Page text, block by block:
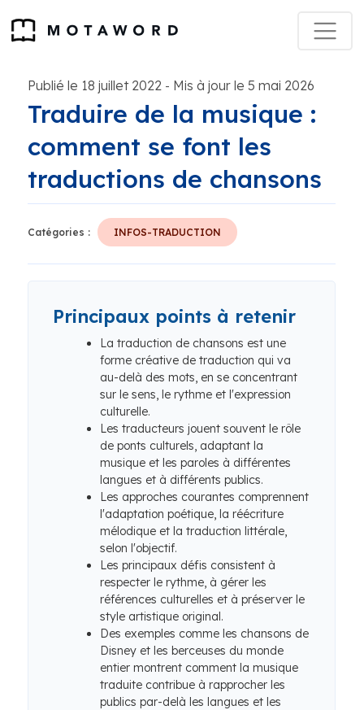
Publié le 18 juillet 2022 - Mis à jour le 5 mai 2026
Traduire de la musique :
comment se font les
traductions de chansons
Catégories : INFOS-TRADUCTION
Principaux points à retenir
La traduction de chansons est une
forme créative de traduction qui va
au-delà des mots, en se concentrant
sur le sens, le rythme et l'expression
culturelle.
Les traducteurs jouent souvent le rôle
de ponts culturels, adaptant la
musique et les paroles à différentes
langues et à différents publics.
Les approches courantes comprennent
l'adaptation poétique, la réécriture
mélodique et la traduction littérale,
selon l'objectif.
Les principaux défis consistent à
respecter le rythme, à gérer les
références culturelles et à préserver le
style artistique original.
Des exemples comme les chansons de
Disney et les berceuses du monde
entier montrent comment la musique
traduite contribue à rapprocher les
publics par-delà les langues et les